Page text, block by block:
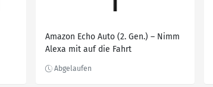
Amazon Echo Auto (2. Gen.) – Nimm
Alexa mit auf die Fahrt